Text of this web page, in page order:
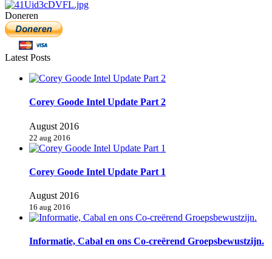
Doneren
Latest Posts
Corey Goode Intel Update Part 2
August 2016
22 aug 2016
Corey Goode Intel Update Part 1
August 2016
16 aug 2016
Informatie, Cabal en ons Co-creërend Groepsbewustzijn.